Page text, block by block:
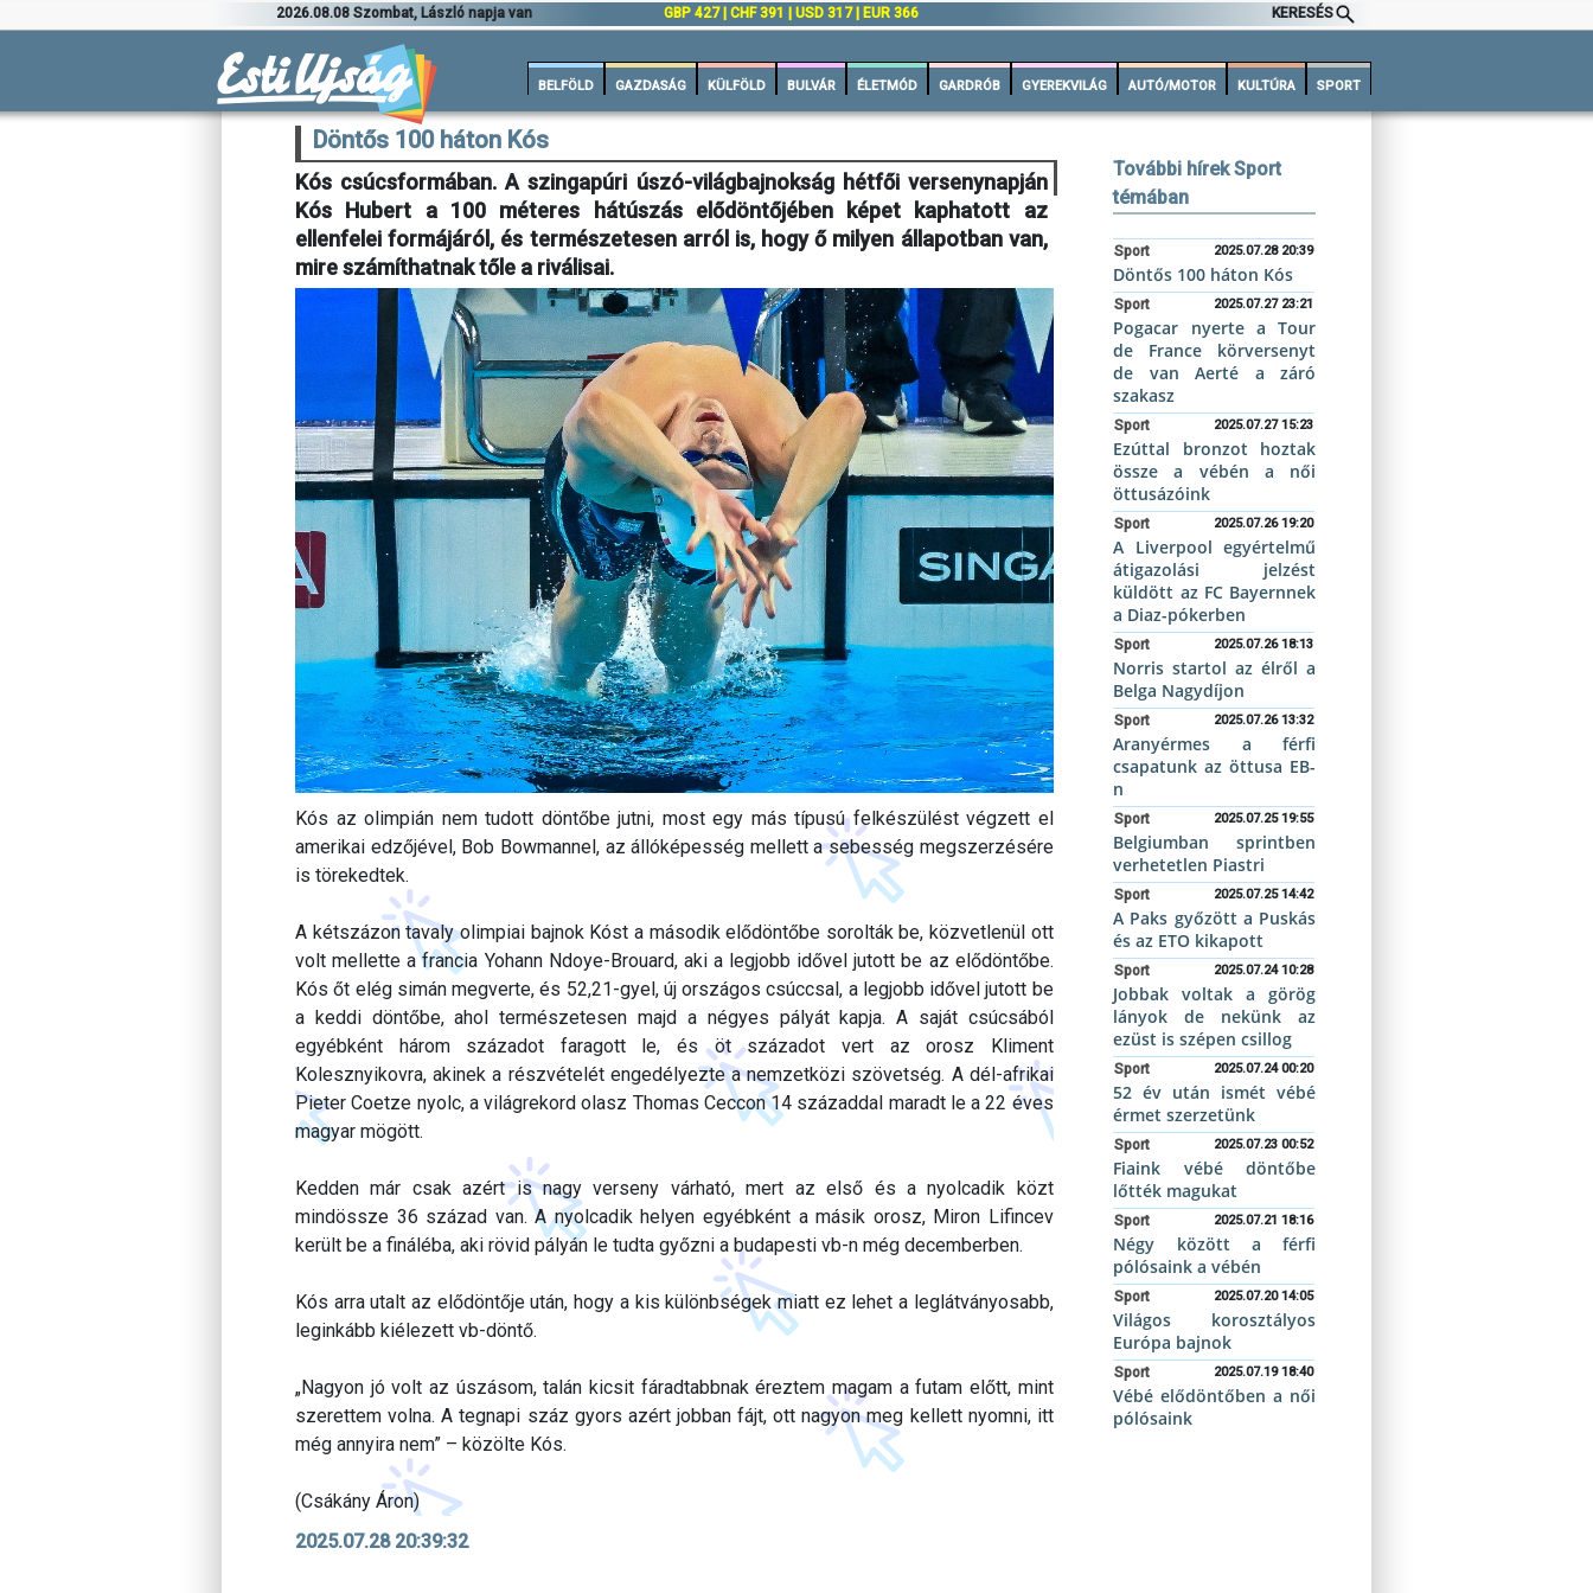
2026.08.08 Szombat, László napja van GBP 427 | CHF 391 | USD 317 | EUR 366 KERESÉS
BELFÖLD GAZDASÁG KÜLFÖLD BULVÁR ÉLETMÓD GARDRÓB GYEREKVILÁG AUTÓ/MOTOR KULTÚRA SPORT
Döntős 100 háton Kós
Kós csúcsformában. A szingapúri úszó-világbajnokság hétfői versenynapján
Kós Hubert a 100 méteres hátúszás elődöntőjében képet kaphatott az
ellenfelei formájáról, és természetesen arról is, hogy ő milyen állapotban van,
mire számíthatnak tőle a riválisai.
Kós az olimpián nem tudott döntőbe jutni, most egy más típusú felkészülést végzett el
amerikai edzőjével, Bob Bowmannel, az állóképesség mellett a sebesség megszerzésére
is törekedtek.
A kétszázon tavaly olimpiai bajnok Kóst a második elődöntőbe sorolták be, közvetlenül ott
volt mellette a francia Yohann Ndoye-Brouard, aki a legjobb idővel jutott be az elődöntőbe.
Kós őt elég simán megverte, és 52,21-gyel, új országos csúccsal, a legjobb idővel jutott be
a keddi döntőbe, ahol természetesen majd a négyes pályát kapja. A saját csúcsából
egyébként három századot faragott le, és öt századot vert az orosz Kliment
Kolesznyikovra, akinek a részvételét engedélyezte a nemzetközi szövetség. A dél-afrikai
Pieter Coetze nyolc, a világrekord olasz Thomas Ceccon 14 századdal maradt le a 22 éves
magyar mögött.
Kedden már csak azért is nagy verseny várható, mert az első és a nyolcadik közt
mindössze 36 század van. A nyolcadik helyen egyébként a másik orosz, Miron Lifincev
került be a fináléba, aki rövid pályán le tudta győzni a budapesti vb-n még decemberben.
Kós arra utalt az elődöntője után, hogy a kis különbségek miatt ez lehet a leglátványosabb,
leginkább kiélezett vb-döntő.
„Nagyon jó volt az úszásom, talán kicsit fáradtabbnak éreztem magam a futam előtt, mint
szerettem volna. A tegnapi száz gyors azért jobban fájt, ott nagyon meg kellett nyomni, itt
még annyira nem” – közölte Kós.
(Csákány Áron)
2025.07.28 20:39:32
További hírek Sport
témában
Sport 2025.07.28 20:39
Döntős 100 háton Kós
Sport 2025.07.27 23:21
Pogacar nyerte a Tour
de France körversenyt
de van Aerté a záró
szakasz
Sport 2025.07.27 15:23
Ezúttal bronzot hoztak
össze a vébén a női
öttusázóink
Sport 2025.07.26 19:20
A Liverpool egyértelmű
átigazolási jelzést
küldött az FC Bayernnek
a Diaz-pókerben
Sport 2025.07.26 18:13
Norris startol az élről a
Belga Nagydíjon
Sport 2025.07.26 13:32
Aranyérmes a férfi
csapatunk az öttusa EB-
n
Sport 2025.07.25 19:55
Belgiumban sprintben
verhetetlen Piastri
Sport 2025.07.25 14:42
A Paks győzött a Puskás
és az ETO kikapott
Sport 2025.07.24 10:28
Jobbak voltak a görög
lányok de nekünk az
ezüst is szépen csillog
Sport 2025.07.24 00:20
52 év után ismét vébé
érmet szerzetünk
Sport 2025.07.23 00:52
Fiaink vébé döntőbe
lőtték magukat
Sport 2025.07.21 18:16
Négy között a férfi
pólósaink a vébén
Sport 2025.07.20 14:05
Világos korosztályos
Európa bajnok
Sport 2025.07.19 18:40
Vébé elődöntőben a női
pólósaink